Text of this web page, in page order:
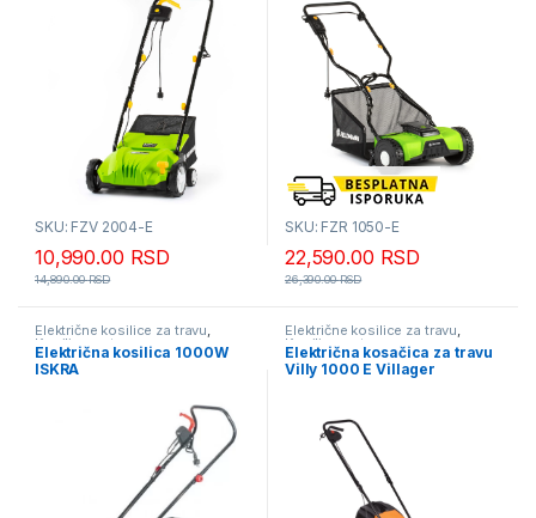
SKU: FZV 2004-E
10,990.00 RSD
14,890.00RSD
SKU: FZR 1050-E
22,590.00 RSD
26,390.00RSD
Električne kosilice za travu,
Kosilice za travu
Električna kosilica 1000W
ISKRA
Električne kosilice za travu,
Kosilice za travu
Električna kosačica za travu
Villy 1000 E Villager